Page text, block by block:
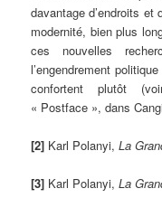
davantage d’endroits et
modernité, bien plus
ces nouvelles
l’engendrement
confortent plutôt
« Postface », dans
[2] Karl Polanyi,La
[3] Karl Polanyi,La